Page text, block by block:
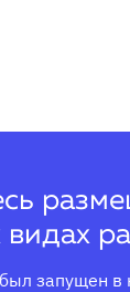
видах
запущен